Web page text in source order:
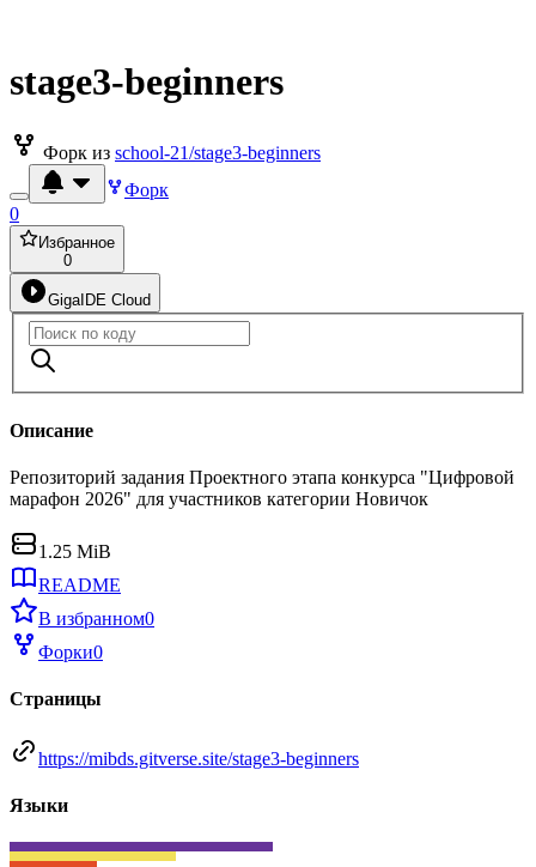
stage3-beginners
Форк из school-21/stage3-beginners
Форк
0
Избранное
0
GigaIDE Cloud
Описание
Репозиторий задания Проектного этапа конкурса "Цифровой
марафон 2026" для участников категории Новичок
1.25 MiB
README
В избранном0
Форки0
Страницы
https://mibds.gitverse.site/stage3-beginners
Языки